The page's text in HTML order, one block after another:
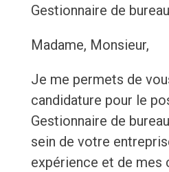
Gestionnaire de
Madame, Monsieur,
Je me permets de
candidature pour le
Gestionnaire de
sein de votre
expérience et de mes